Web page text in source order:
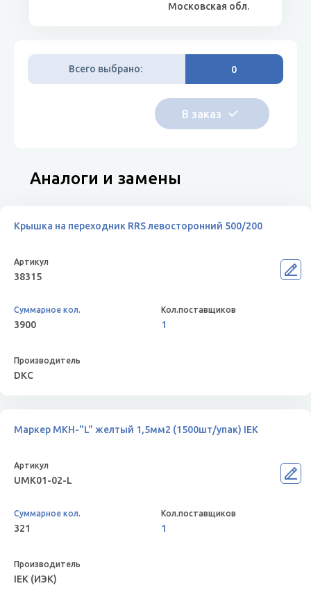
Московская обл.
Всего выбрано: 0
Аналоги и замены
Крышка на переходник RRS левосторонний 500/200
38315
3900 1
DKC
Маркер МКН-"L" желтый 1,5мм2 (1500шт/упак) IEK
UMK01-02-L
321 1
IEK (ИЭК)